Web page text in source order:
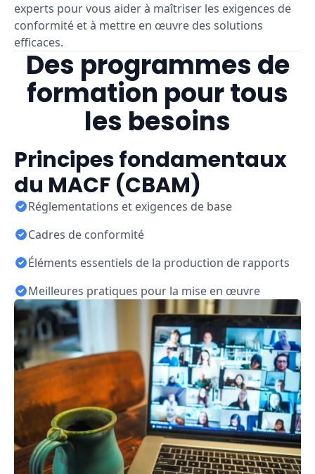
experts pour vous aider à maîtriser les exigences de
conformité et à mettre en œuvre des solutions
efficaces.
Des programmes de
formation pour tous
les besoins
Principes fondamentaux
du MACF (CBAM)
Réglementations et exigences de base
Cadres de conformité
Éléments essentiels de la production de rapports
Meilleures pratiques pour la mise en œuvre